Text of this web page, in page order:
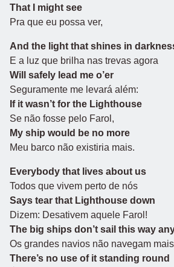
That I might see
Pra que eu possa ver,
And the light that shines in
E a luz que brilha nas trevas agora
Will safely lead me o’er
Seguramente me levará além:
If it wasn’t for the Lighthouse
Se não fosse pelo Farol,
My ship would be no more
Meu barco não existiria mais.
Everybody that lives about us
Todos que vivem perto de nós
Says tear that Lighthouse down
Dizem: Desativem aquele Farol!
The big ships don’t sail this way
Os grandes navios não navegam
There’s no use of it standing round